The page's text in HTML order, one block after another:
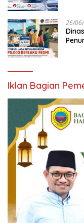
26/
Iklan Bagian